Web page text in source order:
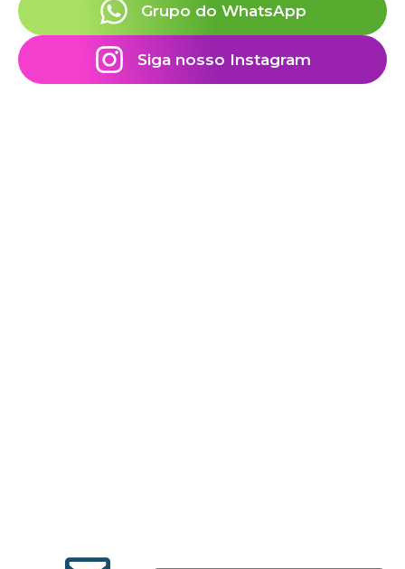
Grupo do WhatsApp
Siga nosso Instagram